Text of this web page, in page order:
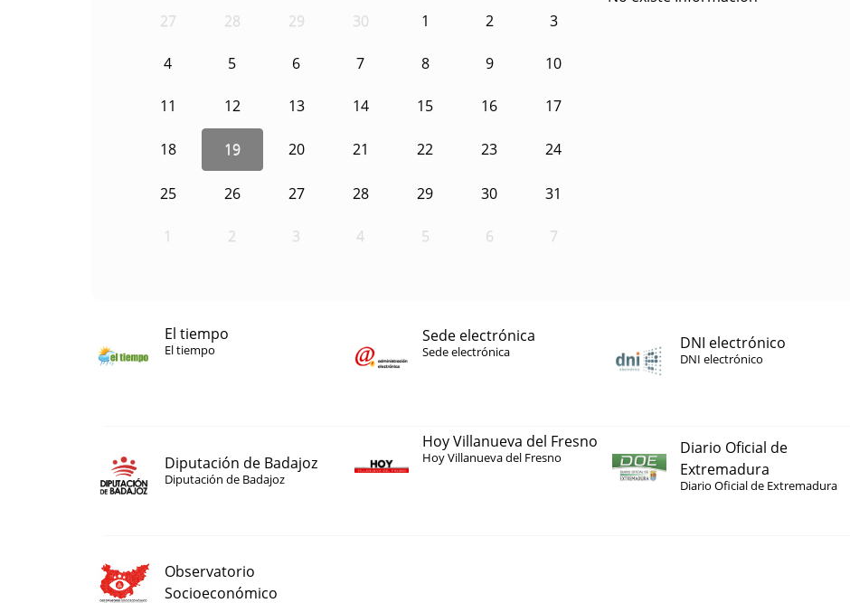
27 28 29 30 1 2 3
4 5 6 7 8 9 10
11 12 13 14 15 16 17
18 19 20 21 22 23 24
25 26 27 28 29 30 31
1 2 3 4 5 6 7
El tiempo
El tiempo
Sede electrónica
Sede electrónica DNI electrónico
DNI electrónico
Diputación de Badajoz
Diputación de Badajoz
Hoy Villanueva del Fresno
Hoy Villanueva del Fresno
Diario Oficial de
Extremadura
Diario Oficial de Extremadura
Observatorio
Socioeconómico